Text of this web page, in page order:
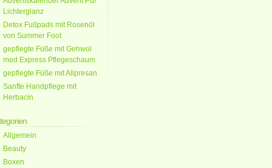
Lichterglanz
Detox Fußpads mit Rosenöl
von Summer Foot
gepflegte Füße mit Gehwol
med Express Pflegeschaum
gepflegte Füße mit Allpresan
Sanfte Handpflege mit
Herbacin
Allgemein
Beauty
Boxen